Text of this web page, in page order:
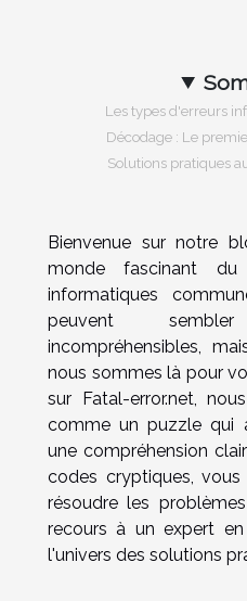
Les types d'erreurs
Décodage : Le
Solutions pratiques
Bienvenue sur notre
monde fascinant du
informatiques
peuvent
incompréhensibles,
nous sommes là pour
sur Fatal-error.net,
comme un puzzle qui
une compréhension
codes cryptiques,
résoudre les
recours à un expert
l'univers des solutions